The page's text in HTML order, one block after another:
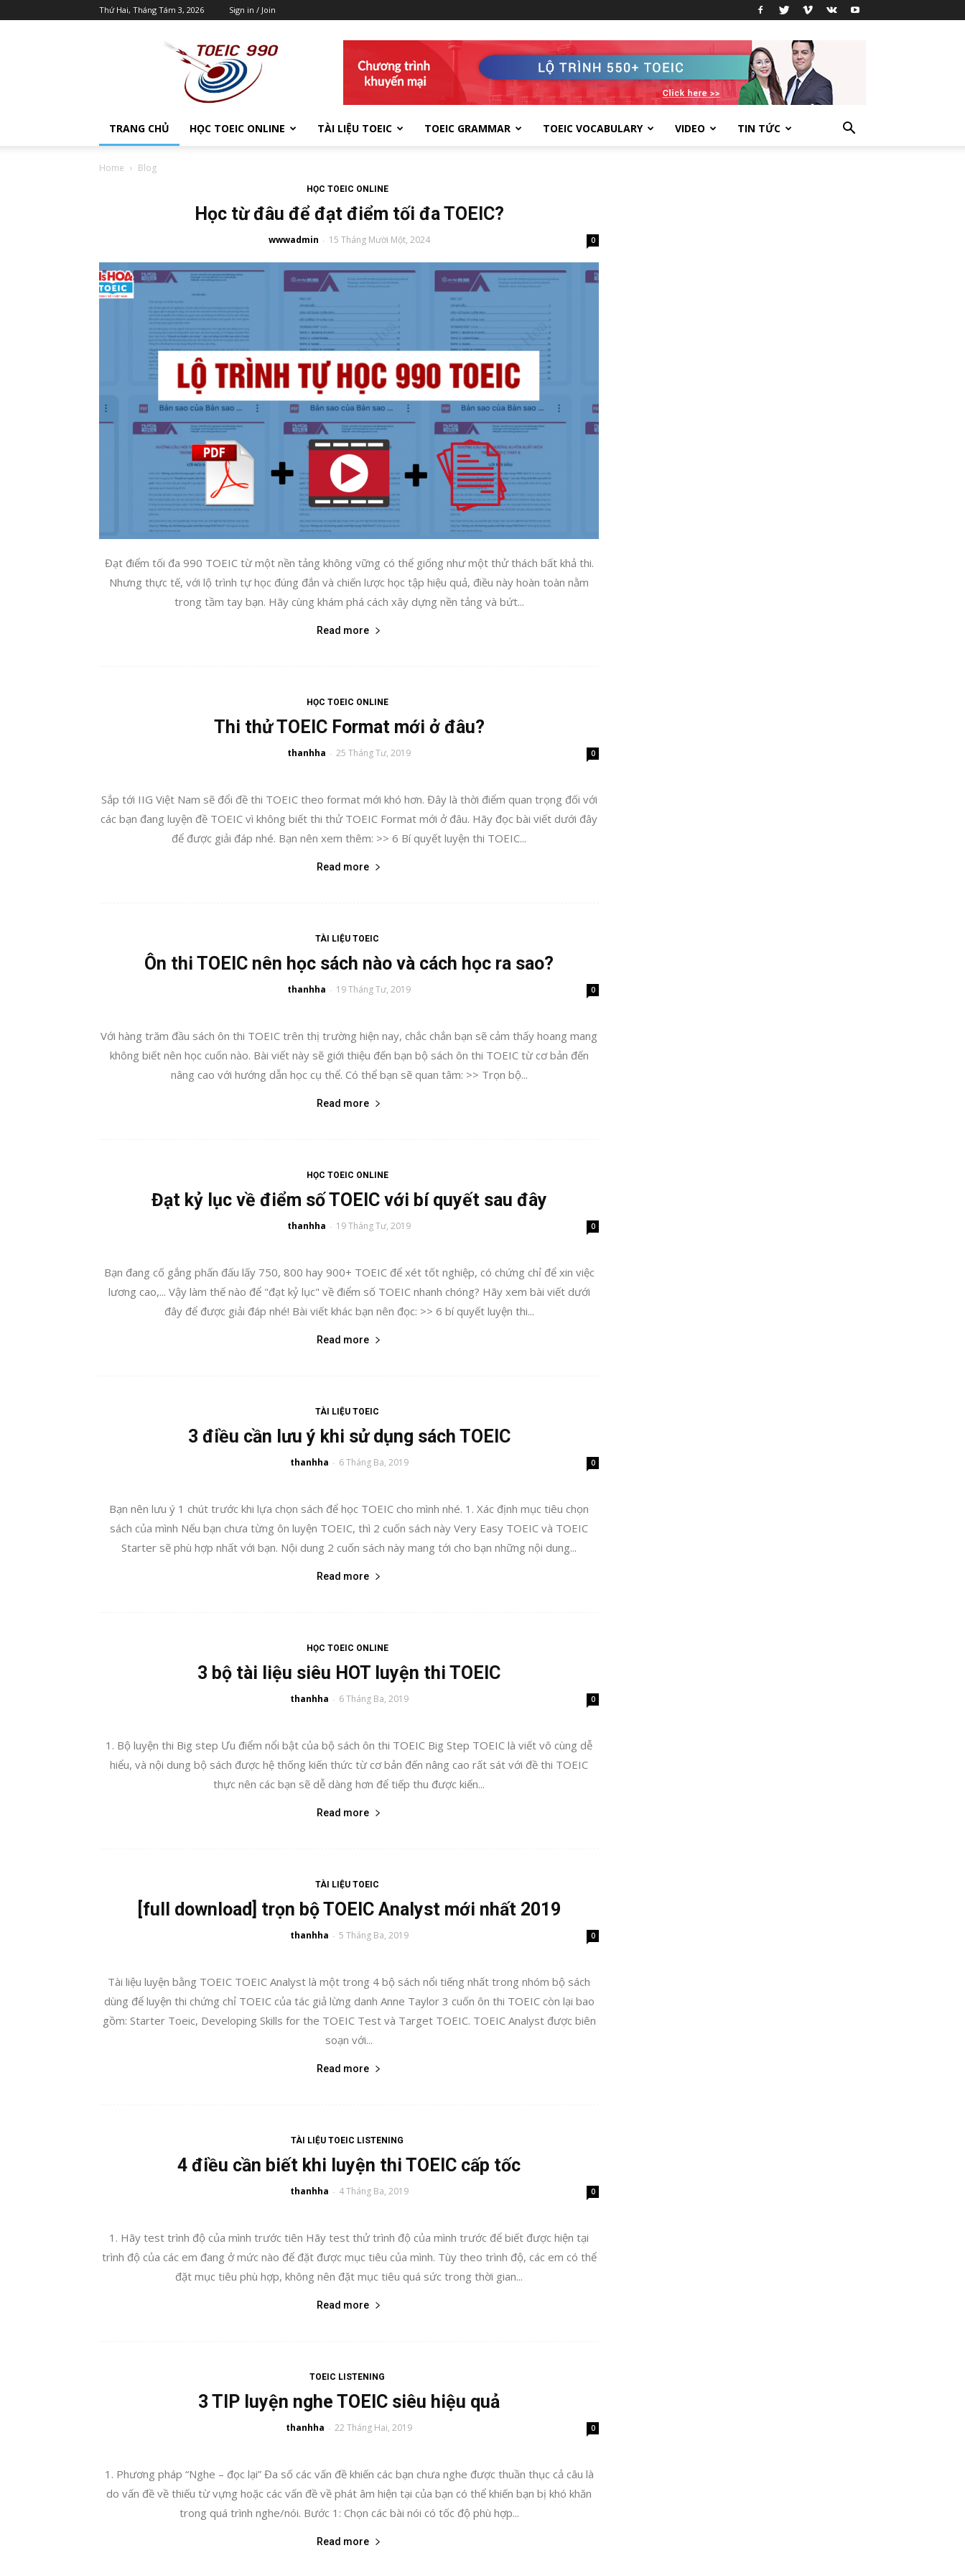
Thứ Hai, Tháng Tám 3, 2026 Sign in / Join
học
TOEIC
990
Tài
TRANG CHỦ HỌC TOEIC ONLINE TÀI LIỆU TOEIC TOEIC GRAMMAR TOEIC VOCABULARY VIDEO TIN TỨC
Home Blog
HỌC TOEIC ONLINE
Học từ đâu để đạt điểm tối đa TOEIC?
wwwadmin - 15 Tháng Mười Một, 2024 0
Đạt điểm tối đa 990 TOEIC từ một nền tảng không vững có thể giống như một thử thách bất khả thi.
Nhưng thực tế, với lộ trình tự học đúng đắn và chiến lược học tập hiệu quả, điều này hoàn toàn nằm
trong tầm tay bạn. Hãy cùng khám phá cách xây dựng nền tảng và bứt...
Read more
HỌC TOEIC ONLINE
Thi thử TOEIC Format mới ở đâu?
thanhha - 25 Tháng Tư, 2019 0
Sắp tới IIG Việt Nam sẽ đổi đề thi TOEIC theo format mới khó hơn. Đây là thời điểm quan trọng đối với
các bạn đang luyện đề TOEIC vì không biết thi thử TOEIC Format mới ở đâu. Hãy đọc bài viết dưới đây
để được giải đáp nhé. Bạn nên xem thêm: >> 6 Bí quyết luyện thi TOEIC...
Read more
TÀI LIỆU TOEIC
Ôn thi TOEIC nên học sách nào và cách học ra sao?
thanhha - 19 Tháng Tư, 2019 0
Với hàng trăm đầu sách ôn thi TOEIC trên thị trường hiện nay, chắc chắn bạn sẽ cảm thấy hoang mang
không biết nên học cuốn nào. Bài viết này sẽ giới thiệu đến bạn bộ sách ôn thi TOEIC từ cơ bản đến
nâng cao với hướng dẫn học cụ thể. Có thể bạn sẽ quan tâm: >> Trọn bộ...
Read more
HỌC TOEIC ONLINE
Đạt kỷ lục về điểm số TOEIC với bí quyết sau đây
thanhha - 19 Tháng Tư, 2019 0
Bạn đang cố gắng phấn đấu lấy 750, 800 hay 900+ TOEIC để xét tốt nghiệp, có chứng chỉ để xin việc
lương cao,... Vậy làm thế nào để "đạt kỷ lục" về điểm số TOEIC nhanh chóng? Hãy xem bài viết dưới
đây để được giải đáp nhé! Bài viết khác bạn nên đọc: >> 6 bí quyết luyện thi...
Read more
TÀI LIỆU TOEIC
3 điều cần lưu ý khi sử dụng sách TOEIC
thanhha - 6 Tháng Ba, 2019 0
Bạn nên lưu ý 1 chút trước khi lựa chọn sách để học TOEIC cho mình nhé. 1. Xác định mục tiêu chọn
sách của mình Nếu bạn chưa từng ôn luyện TOEIC, thì 2 cuốn sách này Very Easy TOEIC và TOEIC
Starter sẽ phù hợp nhất với bạn. Nội dung 2 cuốn sách này mang tới cho bạn những nội dung...
Read more
HỌC TOEIC ONLINE
3 bộ tài liệu siêu HOT luyện thi TOEIC
thanhha - 6 Tháng Ba, 2019 0
1. Bộ luyện thi Big step Ưu điểm nổi bật của bộ sách ôn thi TOEIC Big Step TOEIC là viết vô cùng dễ
hiểu, và nội dung bộ sách được hệ thống kiến thức từ cơ bản đến nâng cao rất sát với đề thi TOEIC
thực nên các bạn sẽ dễ dàng hơn để tiếp thu được kiến...
Read more
TÀI LIỆU TOEIC
[full download] trọn bộ TOEIC Analyst mới nhất 2019
thanhha - 5 Tháng Ba, 2019 0
Tài liệu luyện bằng TOEIC TOEIC Analyst là một trong 4 bộ sách nổi tiếng nhất trong nhóm bộ sách
dùng để luyện thi chứng chỉ TOEIC của tác giả lừng danh Anne Taylor 3 cuốn ôn thi TOEIC còn lại bao
gồm: Starter Toeic, Developing Skills for the TOEIC Test và Target TOEIC. TOEIC Analyst được biên
soạn với...
Read more
TÀI LIỆU TOEIC LISTENING
4 điều cần biết khi luyện thi TOEIC cấp tốc
thanhha - 4 Tháng Ba, 2019 0
1. Hãy test trình độ của mình trước tiên Hãy test thử trình độ của mình trước để biết được hiện tại
trình độ của các em đang ở mức nào để đặt được mục tiêu của mình. Tùy theo trình độ, các em có thể
đặt mục tiêu phù hợp, không nên đặt mục tiêu quá sức trong thời gian...
Read more
TOEIC LISTENING
3 TIP luyện nghe TOEIC siêu hiệu quả
thanhha - 22 Tháng Hai, 2019 0
1. Phương pháp “Nghe – đọc lại” Đa số các vấn đề khiến các bạn chưa nghe được thuần thục cả câu là
do vấn đề về thiếu từ vựng hoặc các vấn đề về phát âm hiện tại của bạn có thể khiến bạn bị khó khăn
trong quá trình nghe/nói. Bước 1: Chọn các bài nói có tốc độ phù hợp...
Read more